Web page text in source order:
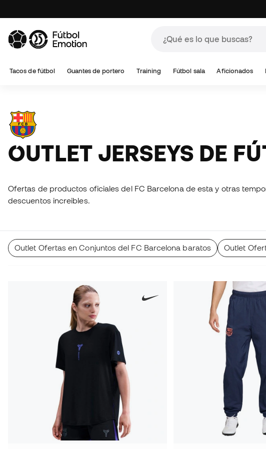
Tacos de fútbol Guantes de portero Training Fútbol sala Aficionados
OUTLET JERSEYS DE
Ofertas de productos oficiales del FC Barcelona de esta y otras
descuentos increibles.
Outlet Ofertas en Conjuntos del FC Barcelona baratos Outlet